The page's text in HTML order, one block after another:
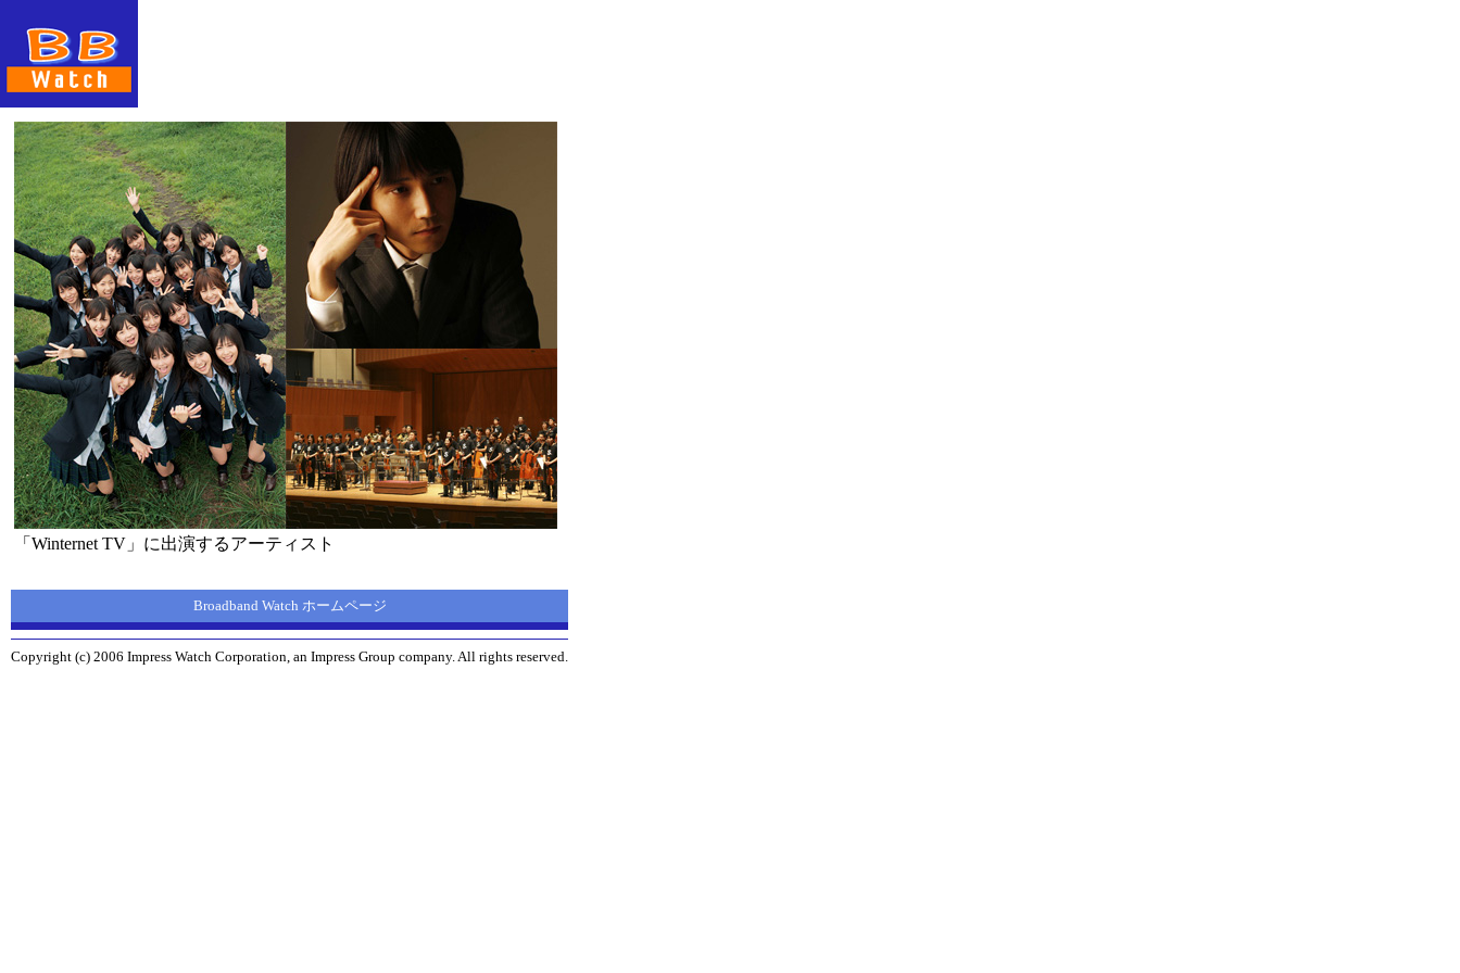
「Winternet TV」に出演するアーティスト
Broadband Watch ホームページ
Copyright (c) 2006 Impress Watch Corporation, an Impress Group company. All rights reserved.